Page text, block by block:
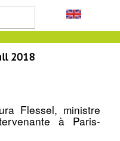
2018
Flessel, ministre
à Paris-